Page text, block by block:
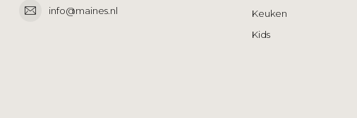
info@maines.nl
Keuken
Kids